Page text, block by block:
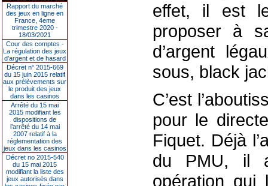
Rapport du marché
des jeux en ligne en
France, 4eme
trimestre 2020 -
18/03/2021
Cour des comptes -
La régulation des jeux
d’argent et de hasard
Décret n° 2015-669
du 15 juin 2015 relatif
aux prélèvements sur
le produit des jeux
dans les casinos
Arrêté du 15 mai
2015 modifiant les
dispositions de
l’arrêté du 14 mai
2007 relatif à la
réglementation des
jeux dans les casinos
Décret no 2015-540
du 15 mai 2015
modifiant la liste des
jeux autorisés dans
effet, il est
proposer à
d’argent
sous, black
C’est
pour le
Fiquet. Déjà
du PMU, il
opération qui